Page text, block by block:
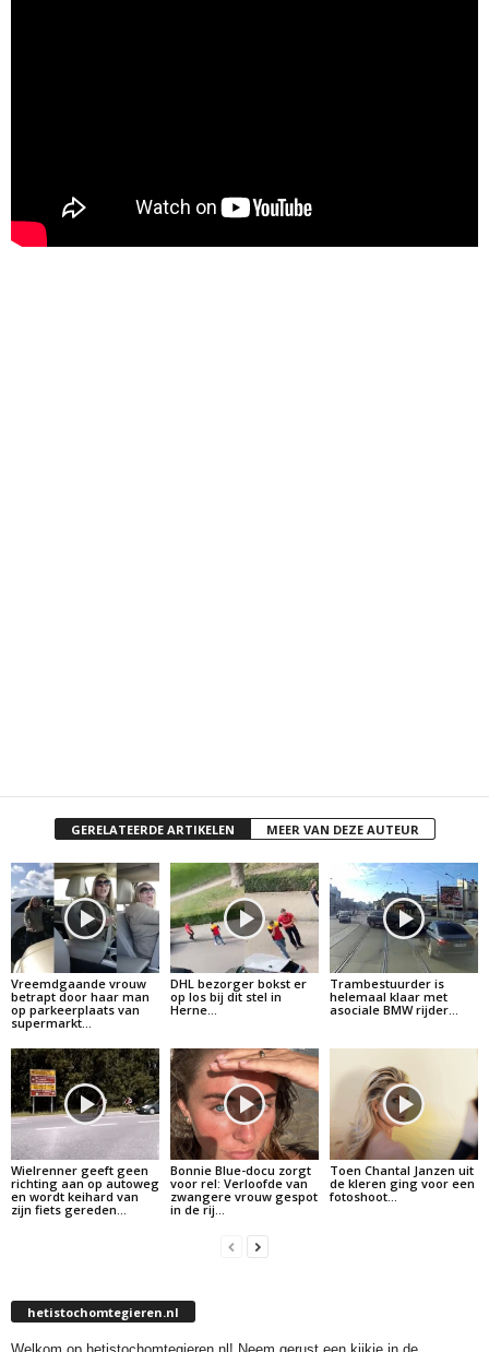
GERELATEERDE ARTIKELEN MEER VAN DEZE AUTEUR
Vreemdgaande vrouw
betrapt door haar man
op parkeerplaats van
supermarkt…
DHL bezorger bokst er
op los bij dit stel in
Herne…
Trambestuurder is
helemaal klaar met
asociale BMW rijder…
Wielrenner geeft geen
richting aan op autoweg
en wordt keihard van
zijn fiets gereden…
Bonnie Blue-docu zorgt
voor rel: Verloofde van
zwangere vrouw gespot
in de rij…
Toen Chantal Janzen uit
de kleren ging voor een
fotoshoot…
hetistochomtegieren.nl